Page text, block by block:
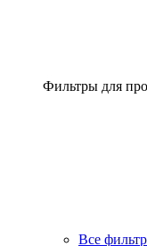
Фильтры для
Все